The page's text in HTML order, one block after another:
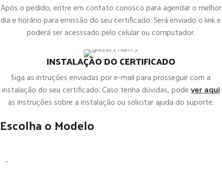
Após o pedido, entre em contato conosco para agendar o melhor
dia e horário para emissão do seu certificado. Será enviado o link e
poderá ser acesssado pelo celular ou computador.
INSTALAÇÃO DO CERTIFICADO
Siga as intruções enviadas por e-mail para prosseguir com a
instalação do seu certificado. Caso tenha dúvidas, podever aqui
as instruções sobre a instalação ou solicitar ajuda do suporte.
Escolha o Modelo